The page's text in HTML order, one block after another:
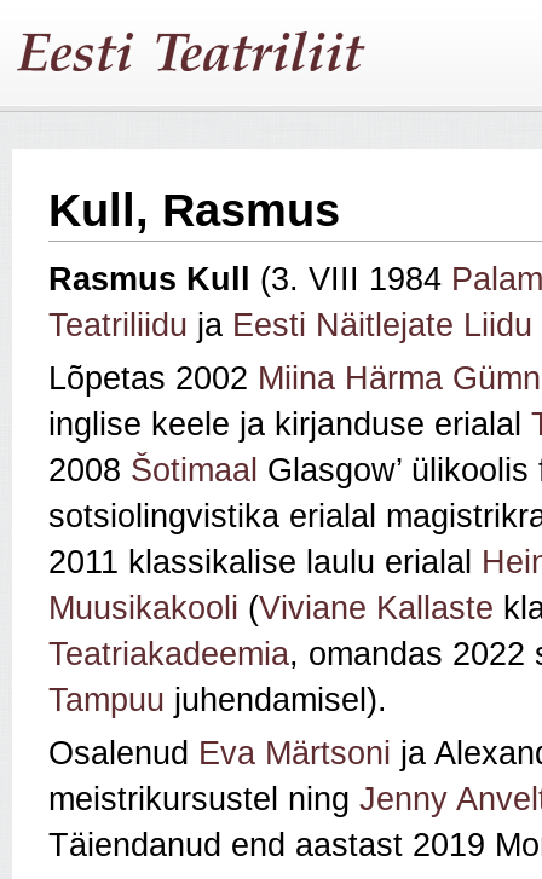
Kull, Rasmus
Rasmus Kull (3. VIII 1984
Teatriliidu ja Eesti Näitlejate Liidu
Lõpetas 2002 Miina Härma
inglise keele ja kirjanduse erialal
2008 Šotimaal Glasgow’
sotsiolingvistika erialal
2011 klassikalise laulu erialal
Muusikakooli (Viviane Kallaste
Teatriakadeemia, omandas 2022
Tampuu juhendamisel).
Osalenud Eva Märtsoni ja
meistrikursustel ning Jenny
Täiendanud end aastast 2019